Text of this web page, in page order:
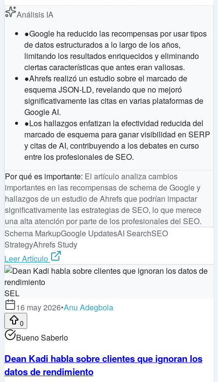
Análisis IA
●Google ha reducido las recompensas por usar tipos
de datos estructurados a lo largo de los años,
limitando los resultados enriquecidos y eliminando
ciertas características que antes eran valiosas.
●Ahrefs realizó un estudio sobre el marcado de
esquema JSON-LD, revelando que no mejoró
significativamente las citas en varias plataformas de
Google AI.
●Los hallazgos enfatizan la efectividad reducida del
marcado de esquema para ganar visibilidad en SERP
y citas de AI, contribuyendo a los debates en curso
entre los profesionales de SEO.
Por qué es importante: El artículo analiza cambios
importantes en las recompensas de schema de Google y
hallazgos de un estudio de Ahrefs que podrían impactar
significativamente las estrategias de SEO, lo que merece
una alta atención por parte de los profesionales del SEO.
Schema MarkupGoogle UpdatesAI SearchSEO
StrategyAhrefs Study
Leer Artículo
SEL
16 may 2026•Anu Adegbola
0
Bueno Saberlo
Dean Kadi habla sobre clientes que ignoran los
datos de rendimiento